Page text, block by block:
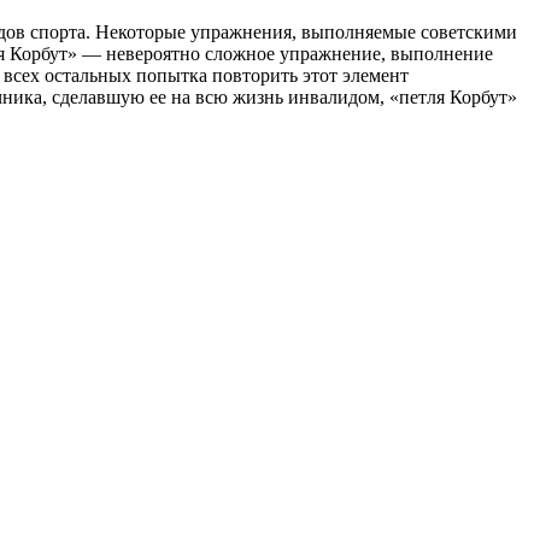
спорта. Некоторые упражнения, выполняемые советскими
Корбут» — невероятно сложное упражнение, выполнение
остальных попытка повторить этот элемент
сделавшую ее на всю жизнь инвалидом, «петля Корбут»